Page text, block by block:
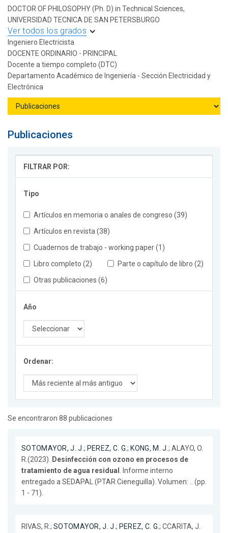
DOCTOR OF PHILOSOPHY (Ph. D) in Technical Sciences,
UNIVERSIDAD TECNICA DE SAN PETERSBURGO
Ver todos los grados
Ingeniero Electricista
DOCENTE ORDINARIO - PRINCIPAL
Docente a tiempo completo (DTC)
Departamento Académico de Ingeniería - Sección Electricidad y
Electrónica
Publicaciones
FILTRAR POR:
Tipo
Artículos en memoria o anales de congreso (39)
Artículos en revista (38)
Cuadernos de trabajo - working paper (1)
Libro completo (2)
Parte o capítulo de libro (2)
Otras publicaciones (6)
Año
Ordenar:
Se encontraron 88 publicaciones
SOTOMAYOR, J. J.; PEREZ, C. G.; KONG, M. J.; ALAYO, O.
R.(2023). Desinfección con ozono en procesos de
tratamiento de agua residual . Informe interno
entregado a SEDAPAL (PTAR Cieneguilla). Volumen: .. (pp.
1 - 71).
RIVAS, R.; SOTOMAYOR, J. J.; PEREZ, C. G.; CCARITA, J.